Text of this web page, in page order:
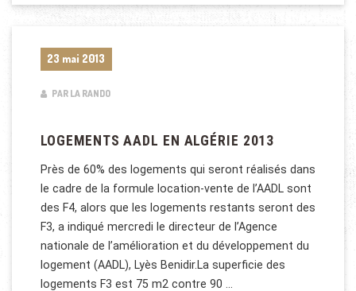
23 mai 2013
PAR LA RANDO
LOGEMENTS AADL EN ALGÉRIE 2013
Près de 60% des logements qui seront réalisés dans
le cadre de la formule location-vente de l’AADL sont
des F4, alors que les logements restants seront des
F3, a indiqué mercredi le directeur de l’Agence
nationale de l’amélioration et du développement du
logement (AADL), Lyès Benidir.La superficie des
logements F3 est 75 m2 contre 90 …